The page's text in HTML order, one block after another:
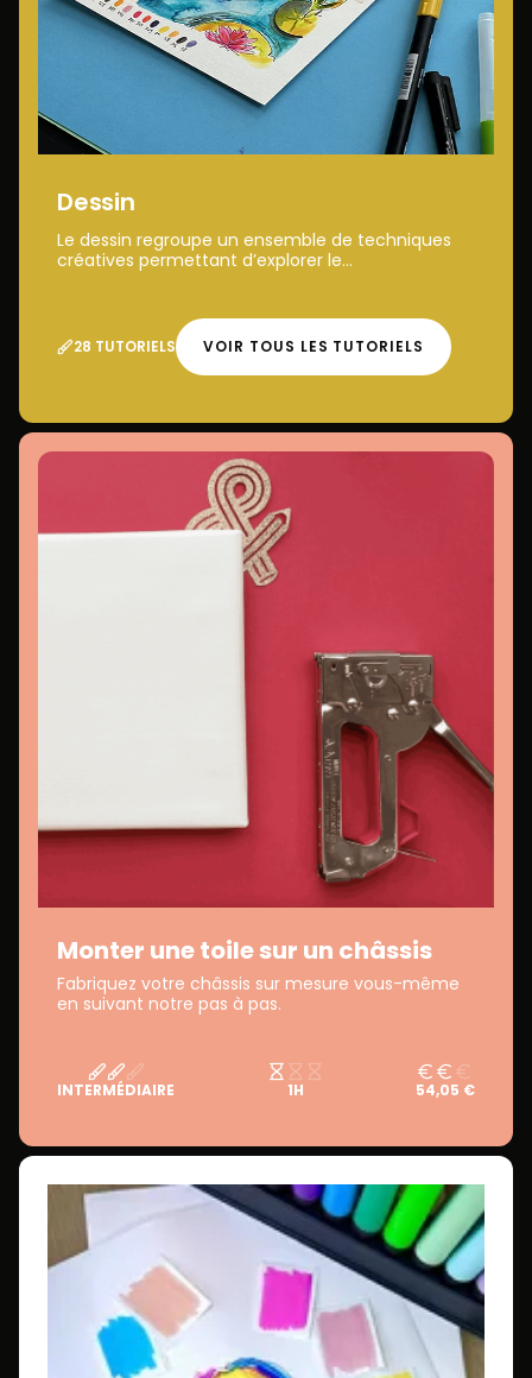
Dessin
Le dessin regroupe un ensemble de techniques
créatives permettant d’explorer le...
28 TUTORIELS VOIR TOUS LES TUTORIELS
Monter une toile sur un châssis
Fabriquez votre châssis sur mesure vous-même
en suivant notre pas à pas.
INTERMÉDIAIRE 1H 54,05 €